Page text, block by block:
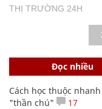
THỊ TRƯỜNG 24H
Đọc nhiều
Cách học thuộc
"thần chú"
17